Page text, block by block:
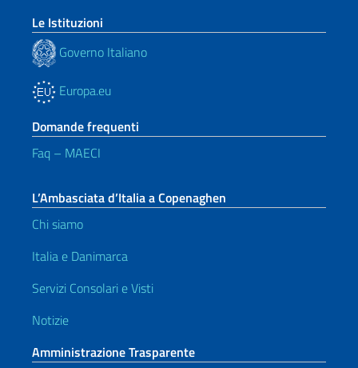
Le Istituzioni
Governo Italiano
Europa.eu
Domande frequenti
Faq – MAECI
L’Ambasciata d’Italia a Copenaghen
Chi siamo
Italia e Danimarca
Servizi Consolari e Visti
Notizie
Amministrazione Trasparente